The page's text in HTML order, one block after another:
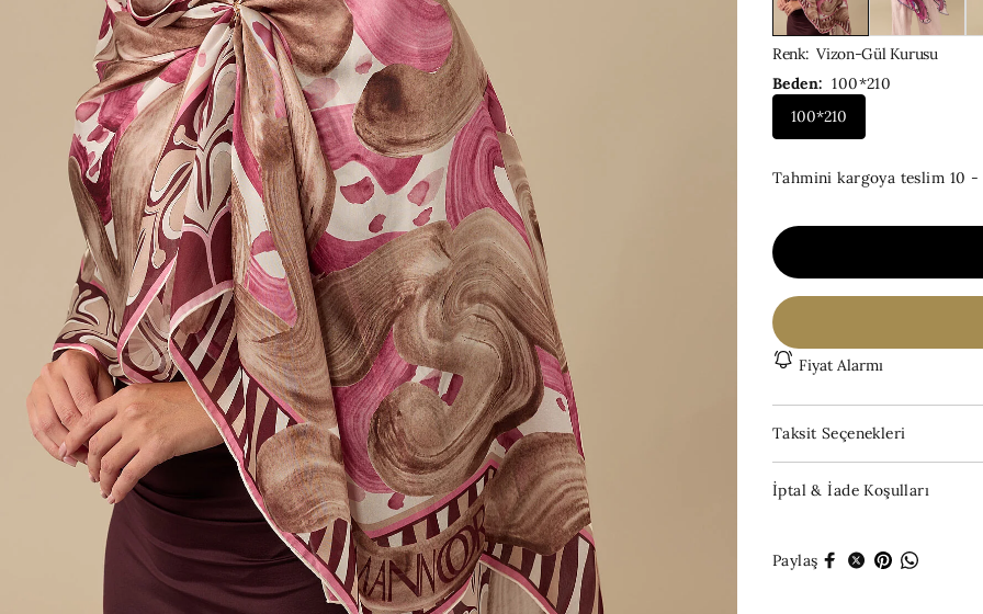
Renk:Vizon-Gül Kurusu
Beden: 100*210
100*210
Tahmini kargoya teslim 10 -
Fiyat Alarmı
Taksit Seçenekleri
İptal & İade Koşulları
Paylaş